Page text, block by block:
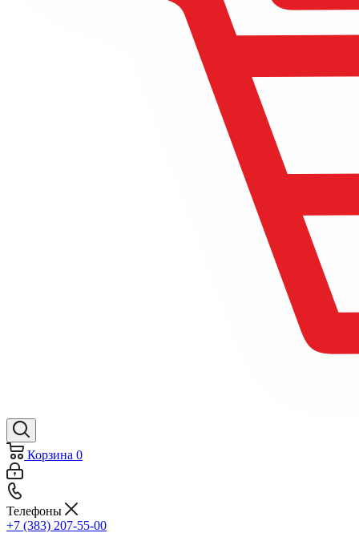
Корзина 0
Телефоны
+7 (383) 207-55-00